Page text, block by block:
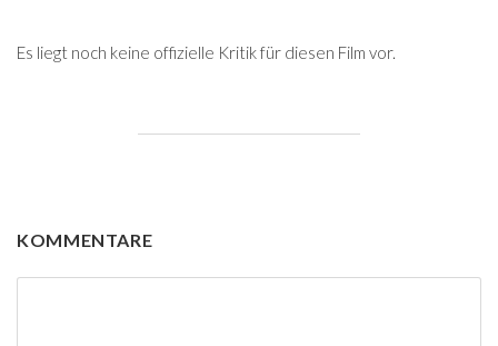
Es liegt noch keine offizielle Kritik für diesen Film vor.
KOMMENTARE